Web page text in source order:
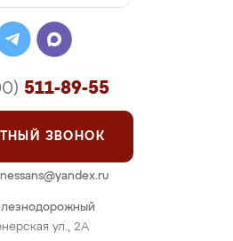
ул., 2А
511-89-55
ЗВОНОК